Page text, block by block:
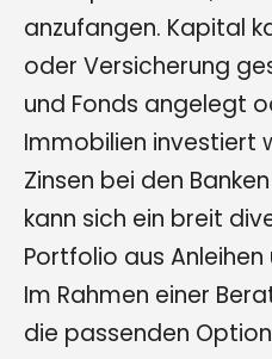
anzufangen. Kapital
oder Versicherung
und Fonds angelegt
Immobilien investiert
Zinsen bei den
kann sich ein breit
Portfolio aus Anleihen
Im Rahmen einer
die passenden